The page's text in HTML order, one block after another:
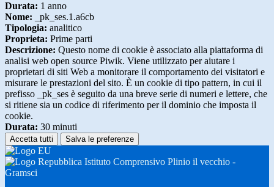
Durata: 1 anno
Nome: _pk_ses.1.a6cb
Tipologia: analitico
Proprieta: Prime parti
Descrizione: Questo nome di cookie è associato alla piattaforma di
analisi web open source Piwik. Viene utilizzato per aiutare i
proprietari di siti Web a monitorare il comportamento dei visitatori e
misurare le prestazioni del sito. È un cookie di tipo pattern, in cui il
prefisso _pk_ses è seguito da una breve serie di numeri e lettere, che
si ritiene sia un codice di riferimento per il dominio che imposta il
cookie.
Durata: 30 minuti
Accetta tutti Salva le preferenze
Istituto Comprensivo Plinio il vecchio -
Gramsci